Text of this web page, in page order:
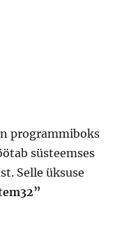
programmiboks
süsteemses
Selle üksuse